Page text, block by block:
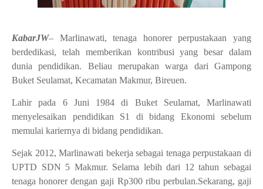
KabarJW– Marlinawati, tenaga honorer perpustakaan yang
berdedikasi, telah memberikan kontribusi yang besar dalam
dunia pendidikan. Beliau merupakan warga dari Gampong
Buket Seulamat, Kecamatan Makmur, Bireuen.
Lahir pada 6 Juni 1984 di Buket Seulamat, Marlinawati
menyelesaikan pendidikan S1 di bidang Ekonomi sebelum
memulai kariernya di bidang pendidikan.
Sejak 2012, Marlinawati bekerja sebagai tenaga perpustakaan di
UPTD SDN 5 Makmur. Selama lebih dari 12 tahun sebagai
tenaga honorer dengan gaji Rp300 ribu perbulan.Sekarang, gaji